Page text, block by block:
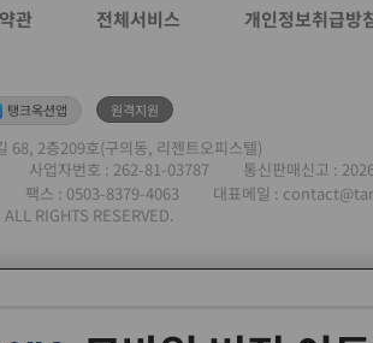
관 전체서비스 개인정보취급방
탱크옥션앱 원격지원
68, 2층209호(구의동, 리젠트오피스텔)
사업자번호 : 262-81-03787
통신판매신고 :
팩스 : 0503-8379-4063
대표메일 :
RIGHTS RESERVED.